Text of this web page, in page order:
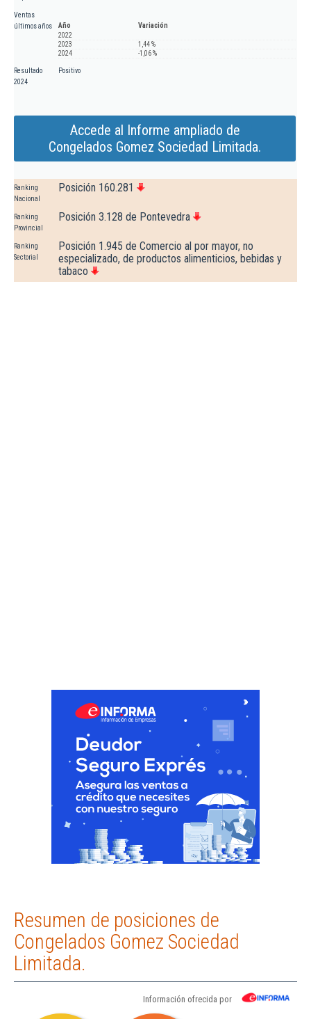
Ventas
últimos años
Año
Variación
2022
2023
1,44 %
2024
-1,06 %
Resultado
2024
Positivo
Accede al Informe ampliado de
Congelados Gomez Sociedad Limitada.
Ranking
Nacional
Posición 160.281
Ranking
Provincial
Posición 3.128 de Pontevedra
Ranking
Sectorial
Posición 1.945 de Comercio al por mayor, no
especializado, de productos alimenticios, bebidas y
tabaco
Resumen de posiciones de
Congelados Gomez Sociedad
Limitada.
Información ofrecida por